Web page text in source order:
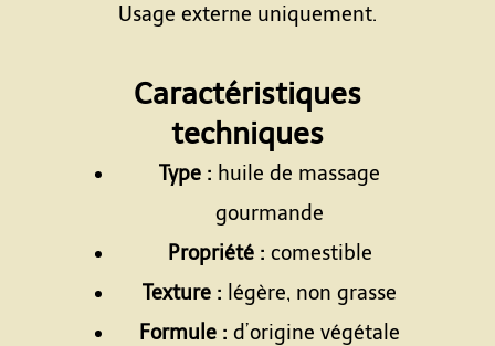
Usage externe uniquement.
Caractéristiques
techniques
Type : huile de massage
gourmande
Propriété : comestible
Texture : légère, non grasse
Formule : d’origine végétale